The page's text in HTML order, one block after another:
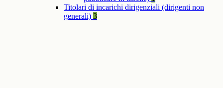
Titolari di incarichi dirigenziali (dirigenti non
generali) 3